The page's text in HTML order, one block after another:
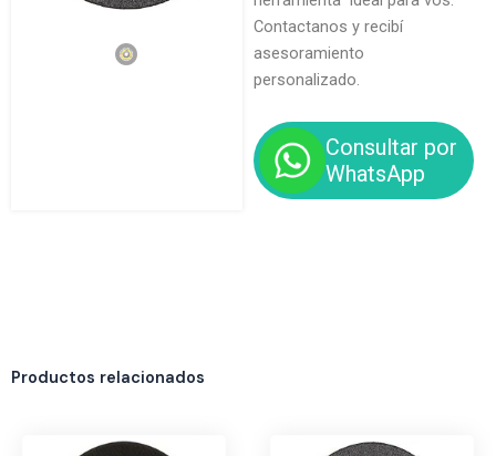
Contactanos y recibí
asesoramiento
personalizado.
Consultar por
WhatsApp
Productos relacionados